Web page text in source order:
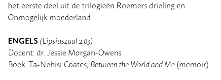
het eerste deel uit de trilogieën Roemers drielingen
Onmogelijk moederland
ENGELS(Lipsiuszaal2.03)
Docent: dr. Jessie Morgan-Owens
Boek: Ta-Nehisi Coates, Between the World and Me (memoir)